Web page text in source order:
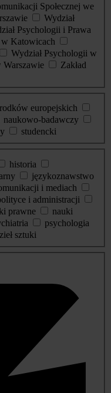
Społecznej we
Wydział
Psychologii i Prawa
Katowicach
Wydział Psychologii w
Warszawie
Zakład
europejskich
naukowo-badawczy
studencki
historia
językoznawstwo
i mediach
i administracji
prawne
nauki
psychologia
sztuki